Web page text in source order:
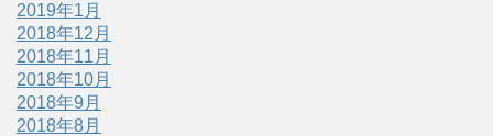
2019年1月
2018年12月
2018年11月
2018年10月
2018年9月
2018年8月